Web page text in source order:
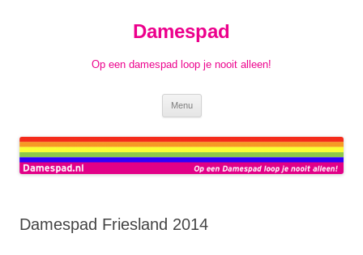
Damespad
Op een damespad loop je nooit alleen!
Menu
Damespad Friesland 2014